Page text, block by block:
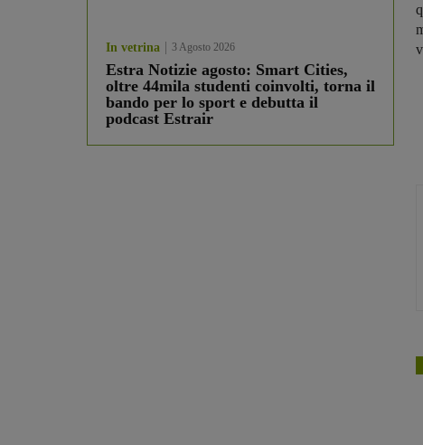
In vetrina 3 Agosto 2026
Estra Notizie agosto: Smart Cities,
oltre 44mila studenti coinvolti, torna il
bando per lo sport e debutta il
podcast Estrair